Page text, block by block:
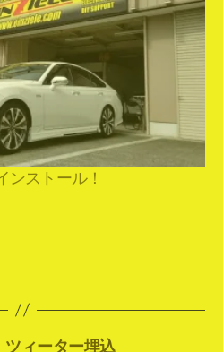
ストール！
ィーター埋込